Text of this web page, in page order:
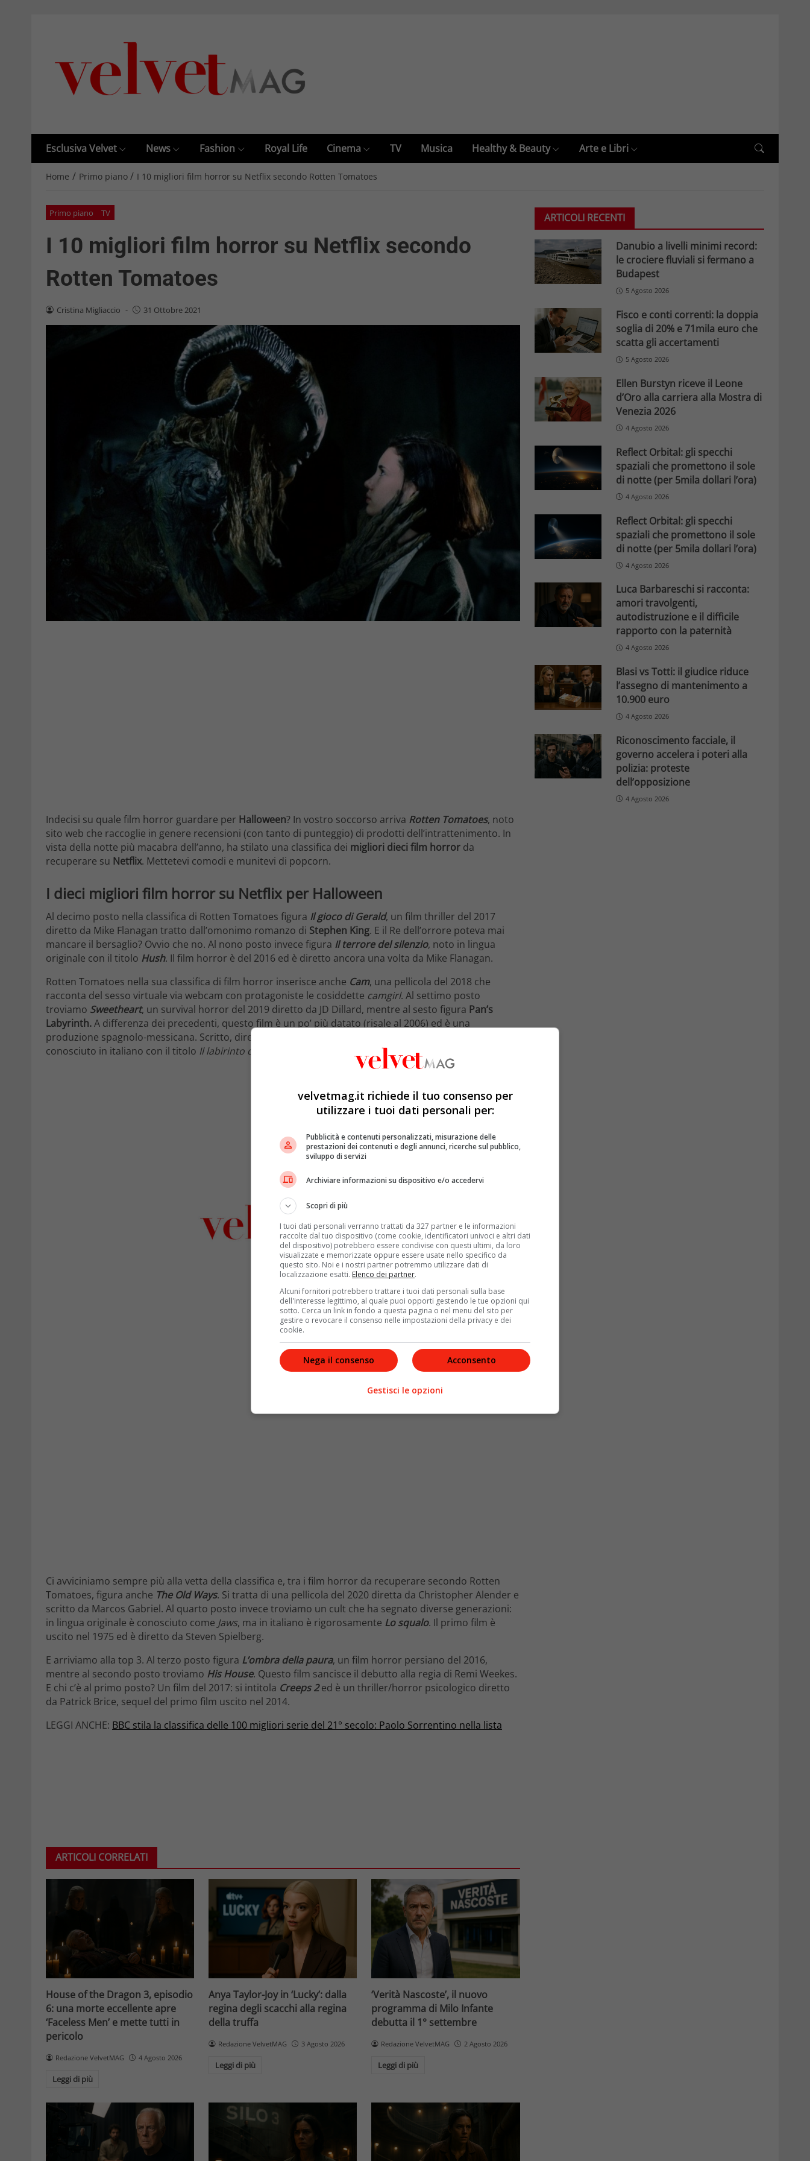
Esclusiva Velvet News Fashion Royal Life Cinema TV Musica Healthy & Beauty Arte e Libri
Home / Primo piano / I 10 migliori film horror su Netflix secondo Rotten Tomatoes
Primo piano TV
I 10 migliori film horror su Netflix secondo
Rotten Tomatoes
Cristina Migliaccio - 31 Ottobre 2021
Indecisi su quale film horror guardare per Halloween? In vostro soccorso arriva Rotten Tomatoes, noto
sito web che raccoglie in genere recensioni (con tanto di punteggio) di prodotti dell’intrattenimento. In
vista della notte più macabra dell’anno, ha stilato una classifica dei migliori dieci film horror da
recuperare su Netflix. Mettetevi comodi e munitevi di popcorn.
I dieci migliori film horror su Netflix per Halloween
Al decimo posto nella classifica di Rotten Tomatoes figura Il gioco di Gerald, un film thriller del 2017
diretto da Mike Flanagan tratto dall’omonimo romanzo di Stephen King. E il Re dell’orrore poteva mai
mancare il bersaglio? Ovvio che no. Al nono posto invece figura Il terrore del silenzio, noto in lingua
originale con il titolo Hush. Il film horror è del 2016 ed è diretto ancora una volta da Mike Flanagan.
Rotten Tomatoes nella sua classifica di film horror inserisce anche Cam, una pellicola del 2018 che
racconta del sesso virtuale via webcam con protagoniste le cosiddette camgirl. Al settimo posto
troviamo Sweetheart, un survival horror del 2019 diretto da JD Dillard, mentre al sesto figura Pan’s
Labyrinth.A differenza dei precedenti, questo film è un po’ più datato (risale al 2006) ed è una
produzione spagnolo-messicana. Scritto, diretto e co-prodotto da
conosciuto in italiano con il titolo Il labirinto del fauno
Ci avviciniamo sempre più alla vetta della classifica e, tra i film horror da recuperare secondo Rotten
Tomatoes, figura anche The Old Ways. Si tratta di una pellicola del 2020 diretta da Christopher Alender e
scritto da Marcos Gabriel. Al quarto posto invece troviamo un cult che ha segnato diverse generazioni:
in lingua originale è conosciuto come Jaws, ma in italiano è rigorosamente Lo squalo. Il primo film è
uscito nel 1975 ed è diretto da Steven Spielberg.
E arriviamo alla top 3. Al terzo posto figura L’ombra della paura, un film horror persiano del 2016,
mentre al secondo posto troviamo His House. Questo film sancisce il debutto alla regia di Remi Weekes.
E chi c’è al primo posto? Un film del 2017: si intitola Creeps 2 ed è un thriller/horror psicologico diretto
da Patrick Brice, sequel del primo film uscito nel 2014.
LEGGI ANCHE: BBC stila la classifica delle 100 migliori serie del 21° secolo: Paolo Sorrentino nella lista
ARTICOLI CORRELATI
House of the Dragon 3, episodio
6: una morte eccellente apre
‘Faceless Men’ e mette tutti in
pericolo
Redazione VelvetMAG 4 Agosto 2026
Leggi di più
Anya Taylor-Joy in ‘Lucky’: dalla
regina degli scacchi alla regina
della truffa
Redazione VelvetMAG 3 Agosto 2026
Leggi di più
‘Verità Nascoste’, il nuovo
programma di Milo Infante
debutta il 1° settembre
Redazione VelvetMAG 2 Agosto 2026
Leggi di più
ARTICOLI RECENTI
Danubio a livelli minimi record:
le crociere fluviali si fermano a
Budapest
5 Agosto 2026
Fisco e conti correnti: la doppia
soglia di 20% e 71mila euro che
scatta gli accertamenti
5 Agosto 2026
Ellen Burstyn riceve il Leone
d’Oro alla carriera alla Mostra di
Venezia 2026
4 Agosto 2026
Reflect Orbital: gli specchi
spaziali che promettono il sole
di notte (per 5mila dollari l’ora)
4 Agosto 2026
Reflect Orbital: gli specchi
spaziali che promettono il sole
di notte (per 5mila dollari l’ora)
4 Agosto 2026
Luca Barbareschi si racconta:
amori travolgenti,
autodistruzione e il difficile
rapporto con la paternità
4 Agosto 2026
Blasi vs Totti: il giudice riduce
l’assegno di mantenimento a
10.900 euro
4 Agosto 2026
Riconoscimento facciale, il
governo accelera i poteri alla
polizia: proteste
dell’opposizione
4 Agosto 2026
velvetmag.it richiede il tuo consenso per
utilizzare i tuoi dati personali per:
Pubblicità e contenuti personalizzati, misurazione delle
prestazioni dei contenuti e degli annunci, ricerche sul pubblico,
sviluppo di servizi
Archiviare informazioni su dispositivo e/o accedervi
Scopri di più
I tuoi dati personali verranno trattati da 327 partner e le informazioni
raccolte dal tuo dispositivo (come cookie, identificatori univoci e altri dati
del dispositivo) potrebbero essere condivise con questi ultimi, da loro
visualizzate e memorizzate oppure essere usate nello specifico da
questo sito. Noi e i nostri partner potremmo utilizzare dati di
localizzazione esatti. Elenco dei partner.
Alcuni fornitori potrebbero trattare i tuoi dati personali sulla base
dell'interesse legittimo, al quale puoi opporti gestendo le tue opzioni qui
sotto. Cerca un link in fondo a questa pagina o nel menu del sito per
gestire o revocare il consenso nelle impostazioni della privacy e dei
cookie.
Acconsento
Nega il consenso
Gestisci le opzioni